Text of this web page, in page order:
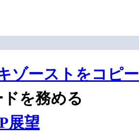
ゾーストをコピー
を務める
展望